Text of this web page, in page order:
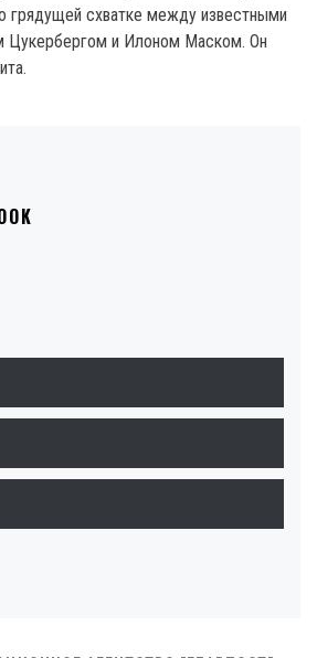
грядущей схватке между известными
Цукербергом и Илоном Маском. Он